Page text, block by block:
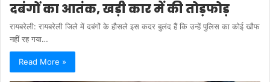
दबंगों का आतंक, खड़ी कार में की तोड़फोड़
रायबरेली: रायबरेली जिले में दबंगों के हौसले इस कदर बुलंद हैं कि उन्हें पुलिस का कोई खौफ
नहीं रह गया…
Read More »